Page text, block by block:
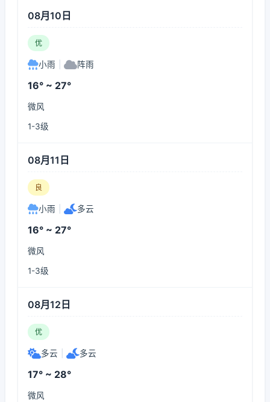
08月10日
优
小雨 阵雨
16° ~ 27°
微风
1-3级
08月11日
良
小雨 多云
16° ~ 27°
微风
1-3级
08月12日
优
多云 多云
17° ~ 28°
微风